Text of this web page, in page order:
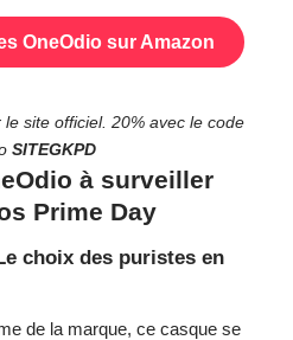
OneOdio sur Amazon
le site officiel. 20% avec le code
SITEGKPD
à surveiller
Prime Day
choix des puristes en
de la marque, ce casque se